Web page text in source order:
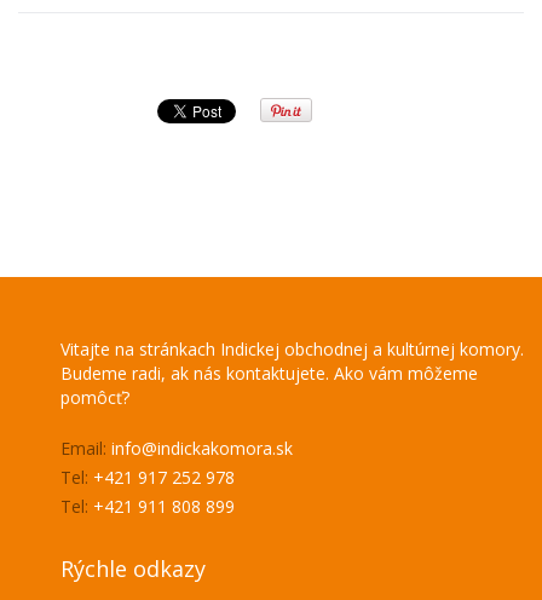
Vitajte na stránkach Indickej obchodnej a kultúrnej komory.
Budeme radi, ak nás kontaktujete. Ako vám môžeme
pomôcť?
Email: info@indickakomora.sk
Tel: +421 917 252 978
Tel: +421 911 808 899
Rýchle odkazy